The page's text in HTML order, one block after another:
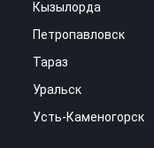
Кызылорда
Петропавловск
Тараз
Уральск
Усть-Каменогорск